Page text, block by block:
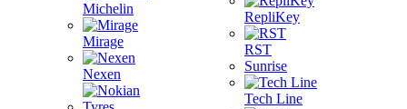
Michelin
Mirage
Nexen
RepliKey
RST
Sunrise
Tech Line